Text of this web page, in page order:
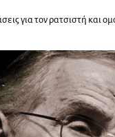
για τον ρατσιστή και